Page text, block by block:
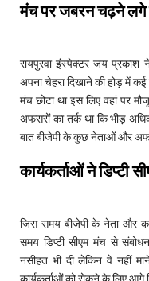
मंच पर जबरन चढ़ने लगे
रायपुरवा इंस्पेक्टर जय प्रकाश
अपना चेहरा दिखाने की होड़ में
मंच छोटा था इस लिए वहां पर
अफसरों का तर्क था कि भीड़
बात बीजेपी के कुछ नेताओं और
कार्यकर्ताओं ने डिप्टी
जिस समय बीजेपी के नेता और
समय डिप्टी सीएम मंच से
नसीहत भी दी लेकिन वे नहीं
कार्यकर्ताओं को रोकने के लिए आगे